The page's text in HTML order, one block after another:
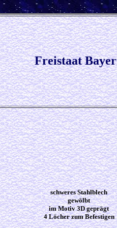
Freistaat
schweres Stahlblech
gewölbt
im Motiv 3D geprägt
4 Löcher zum Befestigen